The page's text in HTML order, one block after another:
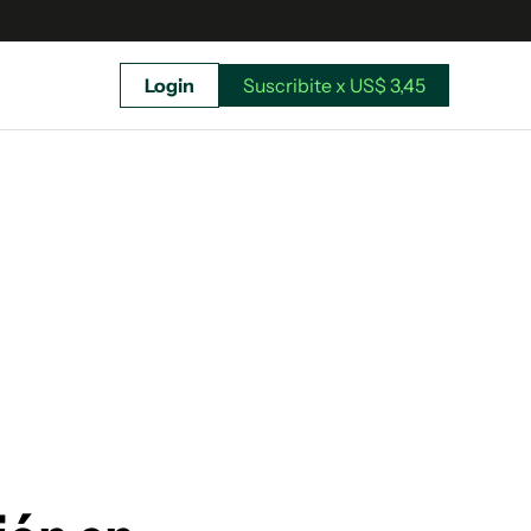
Login Suscribite x US$ 3,45